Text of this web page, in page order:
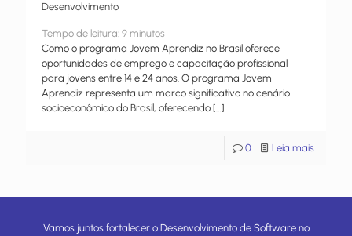
Desenvolvimento
Tempo de leitura: 9 minutos
Como o programa Jovem Aprendiz no Brasil oferece
oportunidades de emprego e capacitação profissional
para jovens entre 14 e 24 anos. O programa Jovem
Aprendiz representa um marco significativo no cenário
socioeconômico do Brasil, oferecendo […]
0 Leia mais
Vamos juntos fortalecer o Desenvolvimento de Software no